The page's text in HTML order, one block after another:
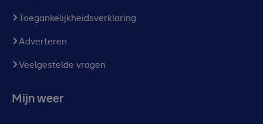
Toegankelijkheidsverklaring
Adverteren
Veelgestelde vragen
Mijn weer